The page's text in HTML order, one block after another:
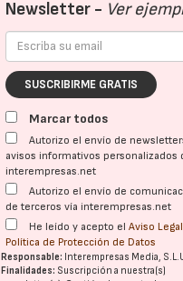
Newsletter - Ver
SUSCRIBIRME GRATIS
Marcar todos
Autorizo el envío de
avisos informativos personalizados
interempresas.net
Autorizo el envío de
de terceros vía interempresas.net
He leído y acepto elAviso Legal
Política de Protección de Datos
Responsable: Interempresas Media,
Finalidades: Suscripción a nuestra(s)